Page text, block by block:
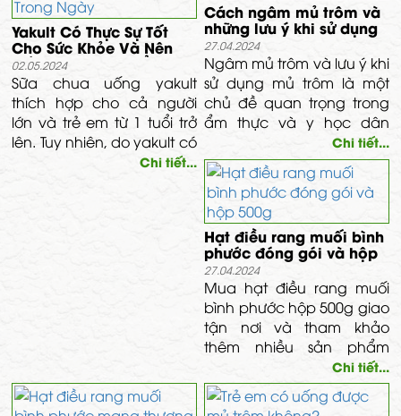
Yakult Có Thực Sự Tốt
Cho Sức Khỏe Và Nên
Uống Vào Thời Điểm
Nào Trong Ngày
02.05.2024
Sữa chua uống yakult
thích hợp cho cả người
lớn và trẻ em từ 1 tuổi trở
lên. Tuy nhiên, do yakult có
nguồn gốc từ sữa, nên sản
Chi tiết...
Cách ngâm mủ trôm và
những lưu ý khi sử dụng
mủ trôm
27.04.2024
Ngâm mủ trôm và lưu ý khi
sử dụng mủ trôm là một
chủ đề quan trọng trong
ẩm thực và y học dân
gian. Bài viết này sẽ giải
thích cách ngâm mủ trôm
và các lưu ý khi sử dụng
mủ trôm trong bối cảnh
văn hóa và sức khỏe.
Chi tiết...
Hạt điều rang muối bình
phước đóng gói và hộp
500g
27.04.2024
Mua hạt điều rang muối
bình phước hộp 500g giao
tận nơi và tham khảo
thêm nhiều sản phẩm
khác. Miễn phí vận
chuyển toàn quốc cho
mọi đơn hàng.
Chi tiết...